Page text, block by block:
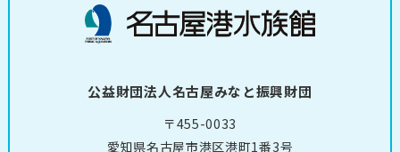
公益財団法人名古屋みなと振興財団
〒455-0033
愛知県名古屋市港区港町1番3号